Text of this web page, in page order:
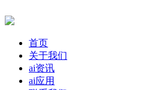
首页
关于我们
ai资讯
ai应用